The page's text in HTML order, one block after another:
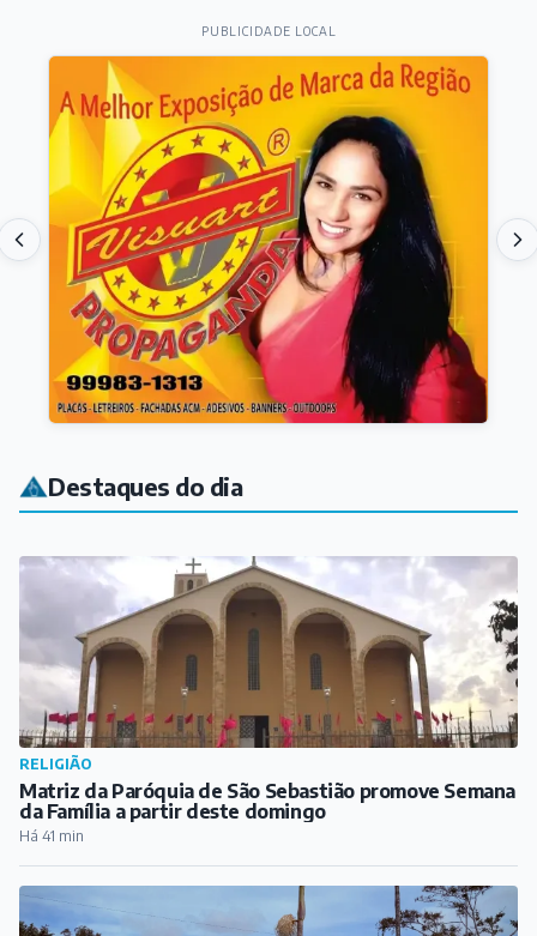
PUBLICIDADE LOCAL
Destaques do dia
RELIGIÃO
Matriz da Paróquia de São Sebastião promove Semana
da Família a partir deste domingo
Há 41 min